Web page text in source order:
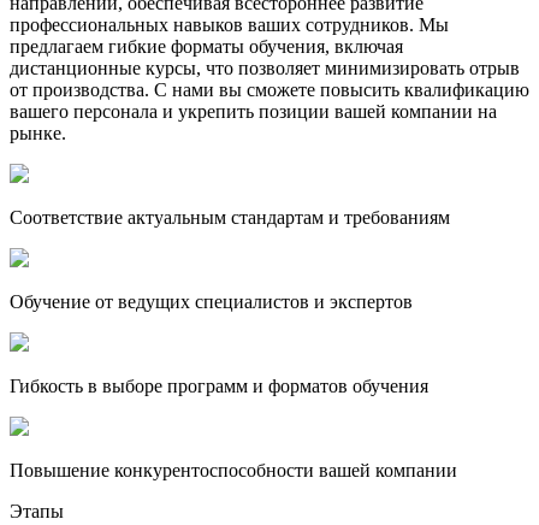
профессиональных навыков ваших сотрудников. Мы
предлагаем гибкие форматы обучения, включая
дистанционные курсы, что позволяет минимизировать отрыв
от производства. С нами вы сможете повысить квалификацию
вашего персонала и укрепить позиции вашей компании на
рынке.
Соответствие актуальным стандартам и требованиям
Обучение от ведущих специалистов и экспертов
Гибкость в выборе программ и форматов обучения
Повышение конкурентоспособности вашей компании
Этапы